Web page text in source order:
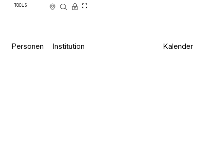
TOOLS
Personen Institution Kalender